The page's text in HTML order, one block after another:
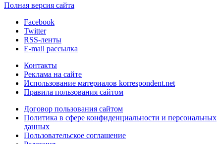
Полная версия сайта
Facebook
Twitter
RSS-ленты
E-mail рассылка
Контакты
Реклама на сайте
Использование материалов korrespondent.net
Правила пользования сайтом
Договор пользования сайтом
Политика в сфере конфиденциальности и персональных
данных
Пользовательское соглашение